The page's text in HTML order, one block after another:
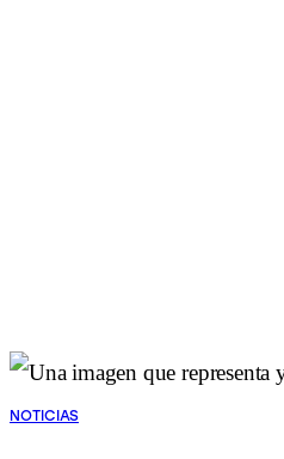
NOTICIAS